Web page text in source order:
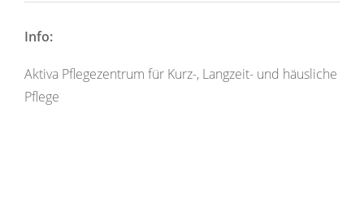
Info:
Aktiva Pflegezentrum für Kurz-, Langzeit- und häusliche
Pflege